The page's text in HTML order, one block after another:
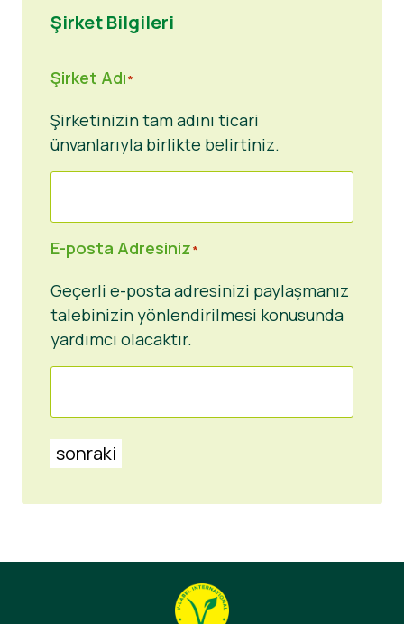
Şirket Bilgileri
Şirket Adı*
Şirketinizin tam adını ticari
ünvanlarıyla birlikte belirtiniz.
E-posta Adresiniz*
Geçerli e-posta adresinizi paylaşmanız
talebinizin yönlendirilmesi konusunda
yardımcı olacaktır.
sonraki